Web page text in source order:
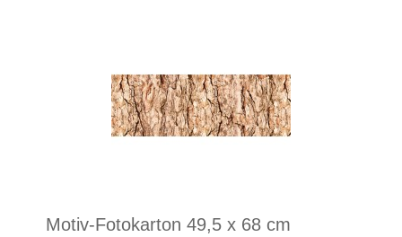
Motiv-Fotokarton 49,5 x 68 cm